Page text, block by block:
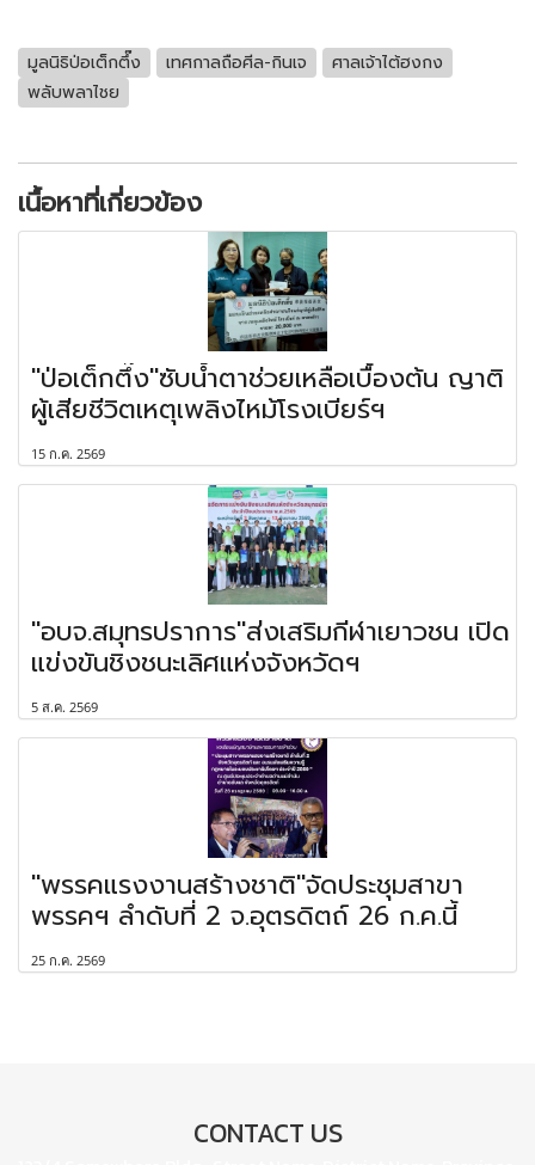
มูลนิธิป่อเต็กตึ๊ง เทศกาลถือศีล-กินเจ
ศาลเจ้าไต้ฮงกง
พลับพลาไชย
เนื้อหาที่เกี่ยวข้อง
"ป่อเต็กตึ๊ง"ซับน้ำตาช่วยเหลือเบื้องต้น ญาติ
ผู้เสียชีวิตเหตุเพลิงไหม้โรงเบียร์ฯ
15 ก.ค. 2569
"อบจ.สมุทรปราการ"ส่งเสริมกีฬาเยาวชน เปิด
แข่งขันชิงชนะเลิศแห่งจังหวัดฯ
5 ส.ค. 2569
"พรรคแรงงานสร้างชาติ"จัดประชุมสาขา
พรรคฯ ลำดับที่ 2 จ.อุตรดิตถ์ 26 ก.ค.นี้
25 ก.ค. 2569
CONTACT US